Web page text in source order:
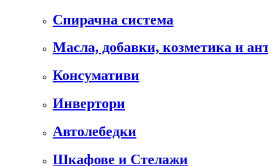
Спирачна система
Масла, добавки, козметика и
Консумативи
Инвертори
Автолебедки
Шкафове и Стелажи